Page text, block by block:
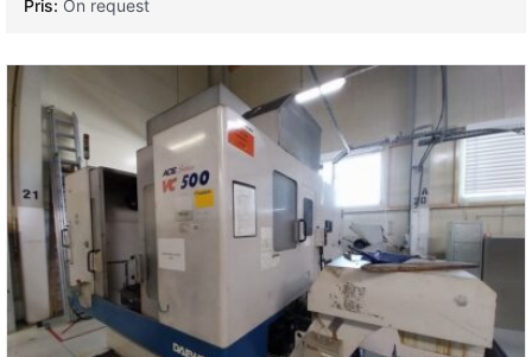
Pris: On request